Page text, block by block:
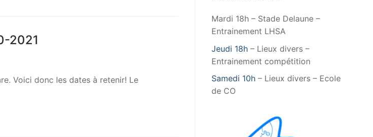
2021
Voici donc les dates à retenir! Le
Mardi 18h – Stade Delaune –
Entrainement LHSA
Jeudi 18h – Lieux divers –
Entrainement compétition
Samedi 10h – Lieux divers – Ecole
de CO